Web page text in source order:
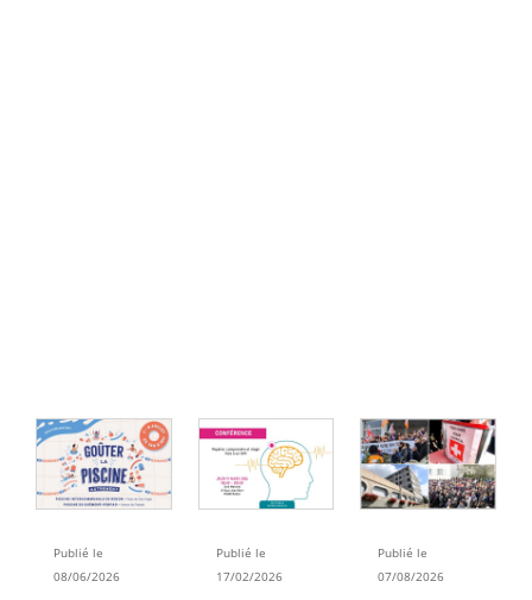
Publié le
08/06/2026
Publié le
17/02/2026
Publié le
07/08/2026